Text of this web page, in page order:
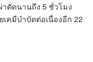
าตัดนานถึง 5 ชั่วโมง
เคมีบำบัดต่อเนื่องอีก 22